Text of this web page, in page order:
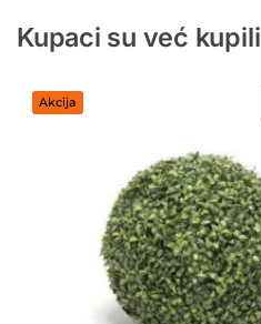
Kupaci su već kupili
Akcija